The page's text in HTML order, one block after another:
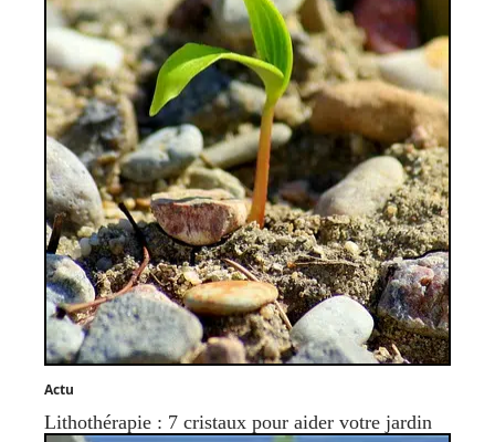
Actu
Lithothérapie : 7 cristaux pour aider votre jardin